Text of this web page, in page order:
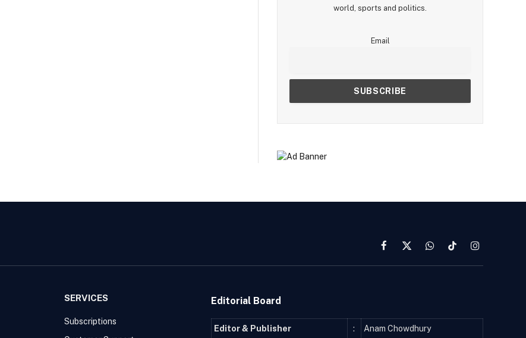
world, sports and politics.
Email
Facebook
X
WhatsAppTikTokInstagram
SERVICES
Subscriptions
Editorial Board
Editor & Publisher : Anam Chowdhury